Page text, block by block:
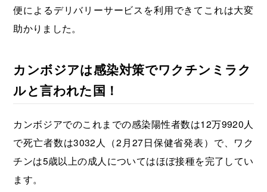
便によるデリバリーサービスを利用できてこれは大変
助かりました。
カンボジアは感染対策でワクチンミラク
ルと言われた国！
カンボジアでのこれまでの感染陽性者数は12万9920人
で死亡者数は3032人（2月27日保健省発表）で、ワク
チンは5歳以上の成人についてはほぼ接種を完了してい
ます。